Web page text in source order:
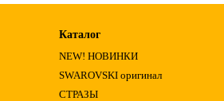
Каталог
NEW! НОВИНКИ
SWAROVSKI оригинал
СТРАЗЫ